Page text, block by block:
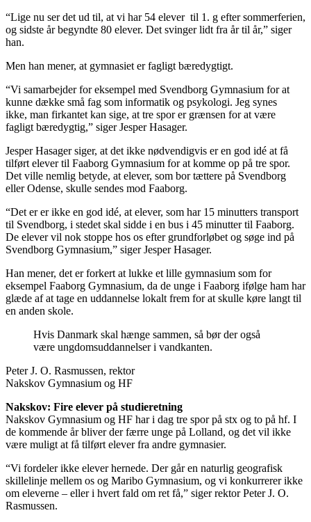
“Lige nu ser det ud til, at vi har 54 elever til 1. g efter sommerferien,
og sidste år begyndte 80 elever. Det svinger lidt fra år til år,” siger
han.
Men han mener, at gymnasiet er fagligt bæredygtigt.
“Vi samarbejder for eksempel med Svendborg Gymnasium for at
kunne dække små fag som informatik og psykologi. Jeg synes
ikke, man firkantet kan sige, at tre spor er grænsen for at være
fagligt bæredygtig,” siger Jesper Hasager.
Jesper Hasager siger, at det ikke nødvendigvis er en god idé at få
tilført elever til Faaborg Gymnasium for at komme op på tre spor.
Det ville nemlig betyde, at elever, som bor tættere på Svendborg
eller Odense, skulle sendes mod Faaborg.
“Det er er ikke en god idé, at elever, som har 15 minutters transport
til Svendborg, i stedet skal sidde i en bus i 45 minutter til Faaborg.
De elever vil nok stoppe hos os efter grundforløbet og søge ind på
Svendborg Gymnasium,” siger Jesper Hasager.
Han mener, det er forkert at lukke et lille gymnasium som for
eksempel Faaborg Gymnasium, da de unge i Faaborg ifølge ham har
glæde af at tage en uddannelse lokalt frem for at skulle køre langt til
en anden skole.
Hvis Danmark skal hænge sammen, så bør der også
være ungdomsuddannelser i vandkanten.
Peter J. O. Rasmussen, rektor
Nakskov Gymnasium og HF
Nakskov: Fire elever på studieretning
Nakskov Gymnasium og HF har i dag tre spor på stx og to på hf. I
de kommende år bliver der færre unge på Lolland, og det vil ikke
være muligt at få tilført elever fra andre gymnasier.
“Vi fordeler ikke elever hernede. Der går en naturlig geografisk
skillelinje mellem os og Maribo Gymnasium, og vi konkurrerer ikke
om eleverne – eller i hvert fald om ret få,” siger rektor Peter J. O.
Rasmussen.